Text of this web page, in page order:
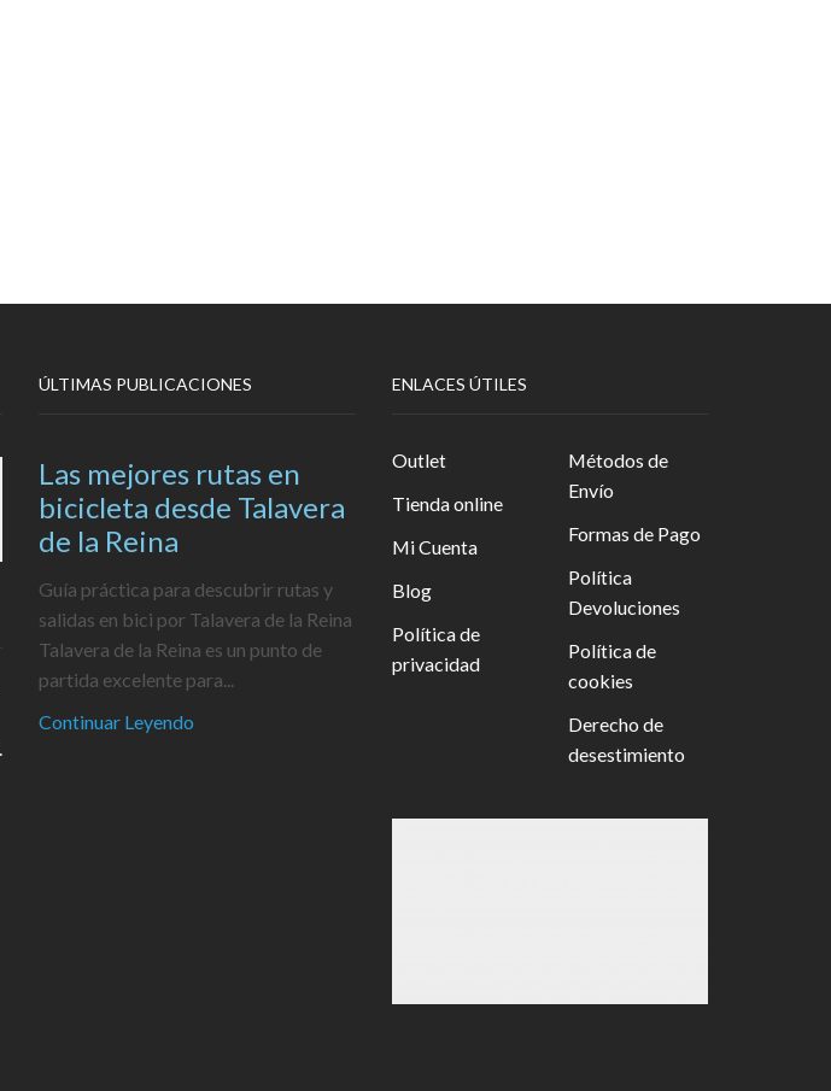
ÚLTIMAS PUBLICACIONES
Las mejores rutas en
bicicleta desde Talavera
de la Reina
Guía práctica para descubrir rutas y
salidas en bici por Talavera de la Reina
Talavera de la Reina es un punto de
partida excelente para...
Continuar Leyendo
ENLACES ÚTILES
Outlet
Tienda online
Mi Cuenta
Blog
Política de
privacidad
Métodos de
Envío
Formas de Pago
Política
Devoluciones
Política de
cookies
Derecho de
desestimiento